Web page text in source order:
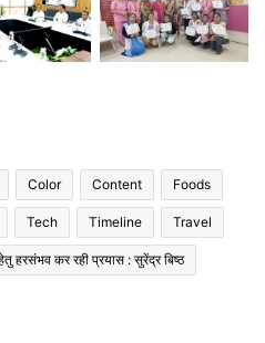
Color Content Foods
Tech Timeline Travel
हरसंभव कर रही प्रयास : सुरेंद्र बिष्ठ